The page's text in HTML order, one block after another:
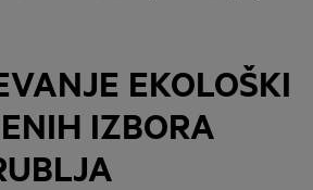
EKOLOŠKI
IZBORA